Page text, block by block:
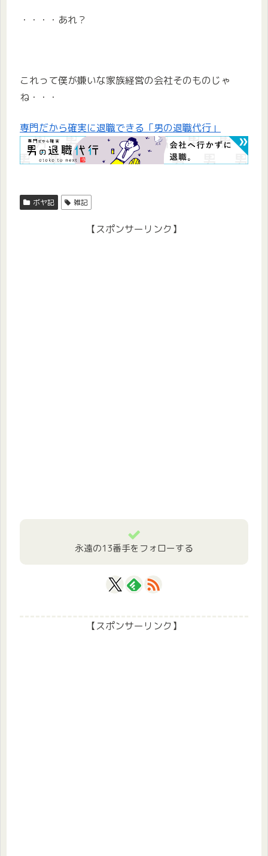
・・・・あれ？
これって僕が嫌いな家族経営の会社そのものじゃ
ね・・・
専門だから確実に退職できる「男の退職代行」
ボヤ記 雑記
【スポンサーリンク】
永遠の13番手をフォローする
【スポンサーリンク】